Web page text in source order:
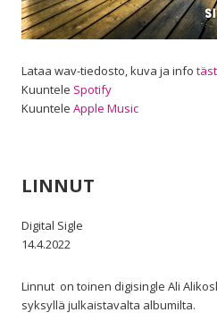
Lataa wav-tiedosto, kuva ja info
Kuuntele Spotify
Kuuntele Apple Music
LINNUT
Digital Sigle
14.4.2022
Linnut on toinen digisingle Ali
syksyllä julkaistavalta albumilta.